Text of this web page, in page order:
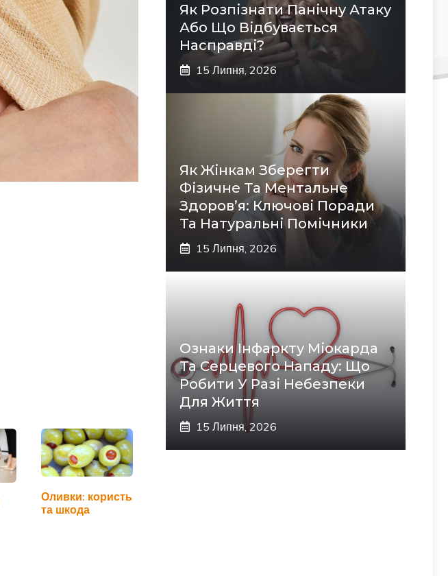
Оливки: користь
та шкода
Як Розпізнати Панічну Атаку
Або Що Відбувається
Насправді?
15 Липня, 2026
Як Жінкам Зберегти
Фізичне Та Ментальне
Здоров’я: Ключові Поради
Та Натуральні Помічники
15 Липня, 2026
Ознаки Інфаркту Міокарда
Та Серцевого Нападу: Що
Робити У Разі Небезпеки
Для Життя
15 Липня, 2026